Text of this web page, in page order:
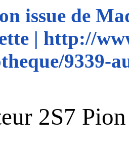
issue de
| http://
9339-
2S7